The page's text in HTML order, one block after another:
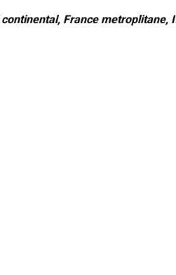
France metroplitane,